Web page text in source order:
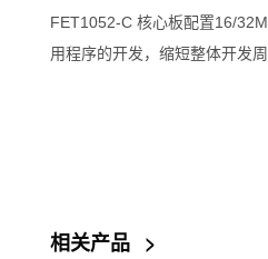
FET1052-C 核心板配置16/
用程序的开发，缩短整体开发周
相关产品 >